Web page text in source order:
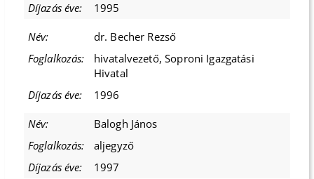
1995
dr. Becher Rezső
hivatalvezető, Soproni Igazgatási
Hivatal
1996
Balogh János
aljegyző
1997